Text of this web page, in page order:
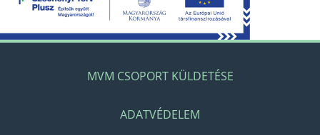
MVM CSOPORT KÜLDETÉSE
ADATVÉDELEM